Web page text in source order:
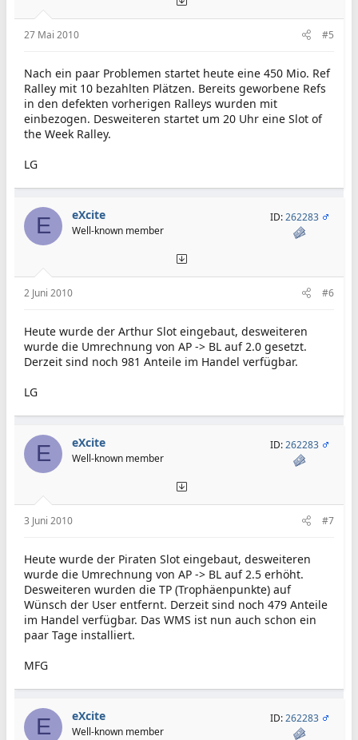
27 Mai 2010 #5
Nach ein paar Problemen startet heute eine 450 Mio. Ref
Ralley mit 10 bezahlten Plätzen. Bereits geworbene Refs
in den defekten vorherigen Ralleys wurden mit
einbezogen. Desweiteren startet um 20 Uhr eine Slot of
the Week Ralley.
LG
E eXcite
Well-known member
ID:262283
2 Juni 2010 #6
Heute wurde der Arthur Slot eingebaut, desweiteren
wurde die Umrechnung von AP -> BL auf 2.0 gesetzt.
Derzeit sind noch 981 Anteile im Handel verfügbar.
LG
E eXcite
Well-known member
ID:262283
3 Juni 2010 #7
Heute wurde der Piraten Slot eingebaut, desweiteren
wurde die Umrechnung von AP -> BL auf 2.5 erhöht.
Desweiteren wurden die TP (Trophäenpunkte) auf
Wünsch der User entfernt. Derzeit sind noch 479 Anteile
im Handel verfügbar. Das WMS ist nun auch schon ein
paar Tage installiert.
MFG
E eXcite
Well-known member
ID:262283